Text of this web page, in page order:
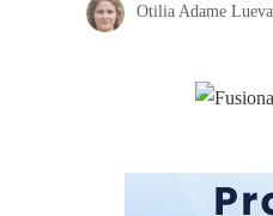
Otilia Adame